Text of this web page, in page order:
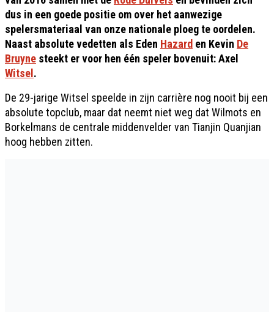
dus in een goede positie om over het aanwezige
spelersmateriaal van onze nationale ploeg te oordelen.
Naast absolute vedetten als Eden Hazard en Kevin De
Bruyne steekt er voor hen één speler bovenuit: Axel
Witsel .
De 29-jarige Witsel speelde in zijn carrière nog nooit bij een
absolute topclub, maar dat neemt niet weg dat Wilmots en
Borkelmans de centrale middenvelder van Tianjin Quanjian
hoog hebben zitten.